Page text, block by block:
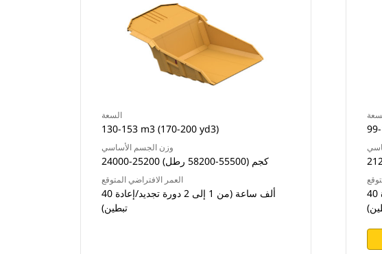
السعة
130-153 m3 (170-200 yd3)
وزن الجسم الأساسي
24000-25200 كجم (55500-58200 رطل)
العمر الافتراضي المتوقع
40 ألف ساعة (من 1 إلى 2 دورة تجديد/إعادة
تبطين)
40 ألف ساعة (من 1 إلى 2 دورة تجديد/إعادة